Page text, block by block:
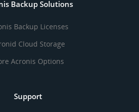
Backup Solutions
Backup Licenses
Cloud Storage
Acronis Options
Support